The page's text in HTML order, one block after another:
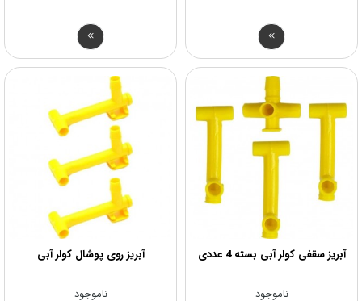
آبریز سقفی کولر آبی بسته 4 عددی
ناموجود
آبریز روی پوشال کولر آبی
ناموجود